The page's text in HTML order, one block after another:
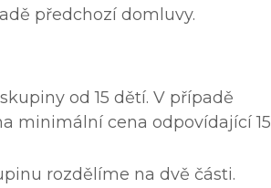
předchozí domluvy.
od 15 dětí. V případě
minimální cena odpovídající 15
rozdělíme na dvě části.